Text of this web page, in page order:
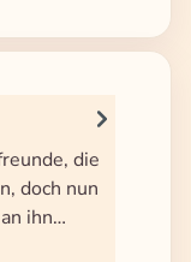
die
doch nun
ihn…